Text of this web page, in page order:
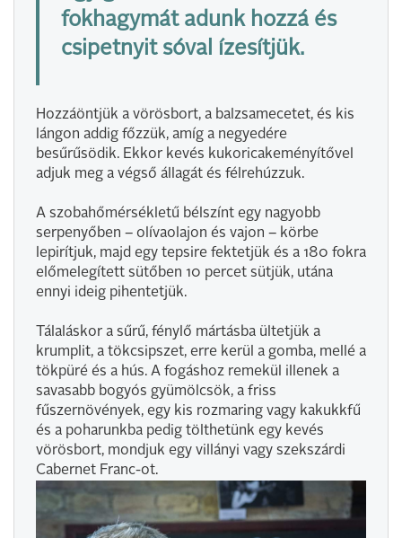
fokhagymát adunk hozzá és
csipetnyit sóval ízesítjük.
Hozzáöntjük a vörösbort, a balzsamecetet, és kis
lángon addig főzzük, amíg a negyedére
besűrűsödik. Ekkor kevés kukoricakeményítővel
adjuk meg a végső állagát és félrehúzzuk.
A szobahőmérsékletű bélszínt egy nagyobb
serpenyőben – olívaolajon és vajon – körbe
lepirítjuk, majd egy tepsire fektetjük és a 180 fokra
előmelegített sütőben 10 percet sütjük, utána
ennyi ideig pihentetjük.
Tálaláskor a sűrű, fénylő mártásba ültetjük a
krumplit, a tökcsipszet, erre kerül a gomba, mellé a
tökpüré és a hús. A fogáshoz remekül illenek a
savasabb bogyós gyümölcsök, a friss
fűszernövények, egy kis rozmaring vagy kakukkfű
és a poharunkba pedig tölthetünk egy kevés
vörösbort, mondjuk egy villányi vagy szekszárdi
Cabernet Franc-ot.